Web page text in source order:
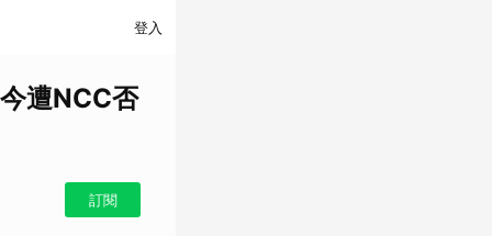
登入
遭NCC否
訂閱